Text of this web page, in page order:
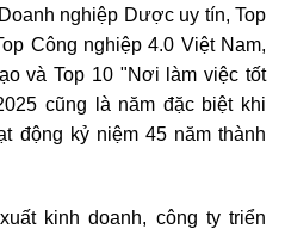
nghiệp Dược uy tín, Top
Công nghiệp 4.0 Việt Nam,
và Top 10 "Nơi làm việc tốt
cũng là năm đặc biệt khi
động kỷ niệm 45 năm thành
kinh doanh, công ty triển